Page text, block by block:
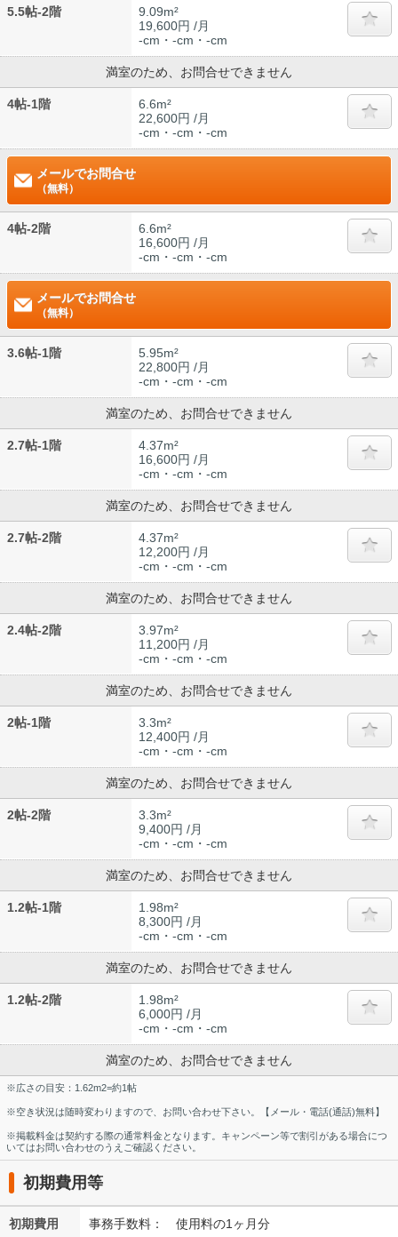
5.5帖-2階
9.09m²
19,600円 /月
-cm・-cm・-cm
満室のため、お問合せできません
4帖-1階
6.6m²
22,600円 /月
-cm・-cm・-cm
メールでお問合せ
（無料）
4帖-2階
6.6m²
16,600円 /月
-cm・-cm・-cm
メールでお問合せ
（無料）
3.6帖-1階
5.95m²
22,800円 /月
-cm・-cm・-cm
満室のため、お問合せできません
2.7帖-1階
4.37m²
16,600円 /月
-cm・-cm・-cm
満室のため、お問合せできません
2.7帖-2階
4.37m²
12,200円 /月
-cm・-cm・-cm
満室のため、お問合せできません
2.4帖-2階
3.97m²
11,200円 /月
-cm・-cm・-cm
満室のため、お問合せできません
2帖-1階
3.3m²
12,400円 /月
-cm・-cm・-cm
満室のため、お問合せできません
2帖-2階
3.3m²
9,400円 /月
-cm・-cm・-cm
満室のため、お問合せできません
1.2帖-1階
1.98m²
8,300円 /月
-cm・-cm・-cm
満室のため、お問合せできません
1.2帖-2階
1.98m²
6,000円 /月
-cm・-cm・-cm
満室のため、お問合せできません
※広さの目安：1.62m2=約1帖
※空き状況は随時変わりますので、お問い合わせ下さい。【メール・電話(通話)無料】
※掲載料金は契約する際の通常料金となります。キャンペーン等で割引がある場合につ
いてはお問い合わせのうえご確認ください。
初期費用等
初期費用 事務手数料： 使用料の1ヶ月分